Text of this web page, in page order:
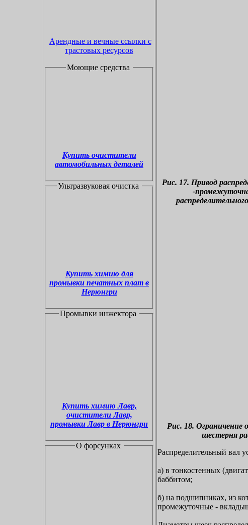
Арендные и вечные ссылки с
трастовых ресурсов
Моющие средства
Купить очистители
автомобильных деталей
Ультразвуковая очистка
Купить химию для
промывки печатных плат в
Нерюнгри
Промывки инжектора
Купить химию Лавр,
очистители Лавр,
промывки Лавр в Нерюнгри
О форсунках
Рис. 17. Привод
-
Рис. 18. Ограничение
шестерня
Распределительный вал
а) в тонкостенных
баббитом;
б) на подшипниках, из
промежуточные -